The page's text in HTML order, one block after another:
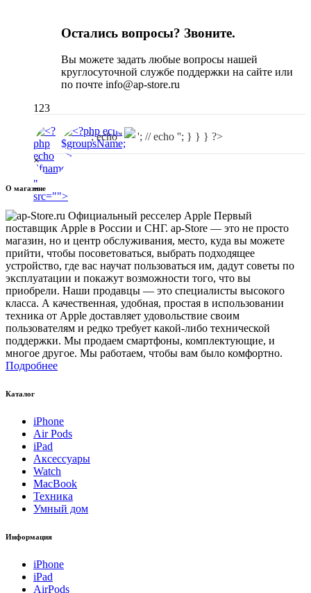
Остались вопросы? Звоните.
Вы можете задать любые вопросы нашей
круглосуточной службе поддержки на сайте или
по почте info@ap-store.ru
123
"
src="">
'; echo '
'; // echo ''; } } } ?>
×
О магазине
Первый
поставщик Apple в России и СНГ. ap-Store — это не просто
магазин, но и центр обслуживания, место, куда вы можете
прийти, чтобы посоветоваться, выбрать подходящее
устройство, где вас научат пользоваться им, дадут советы по
эксплуатации и покажут возможности того, что вы
приобрели. Наши продавцы — это специалисты высокого
класса. А качественная, удобная, простая в использовании
техника от Apple доставляет удовольствие своим
пользователям и редко требует какой-либо технической
поддержки. Мы продаем смартфоны, комплектующие, и
многое другое. Мы работаем, чтобы вам было комфортно.
Подробнее
Каталог
iPhone
Air Pods
iPad
Аксессуары
Watch
MacBook
Техника
Умный дом
Информация
iPhone
iPad
AirPods